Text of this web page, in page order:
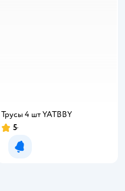
Трусы 4 шт YATBBY
Рейтинг:
5
Уведомить о появлении